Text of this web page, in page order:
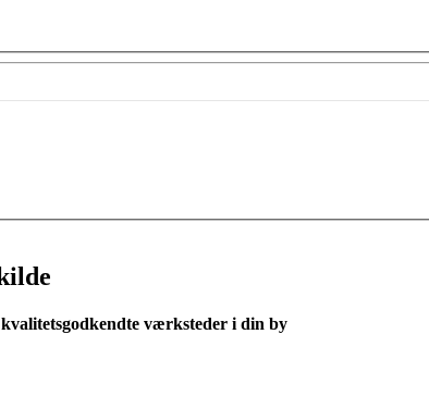
værksteder i din by